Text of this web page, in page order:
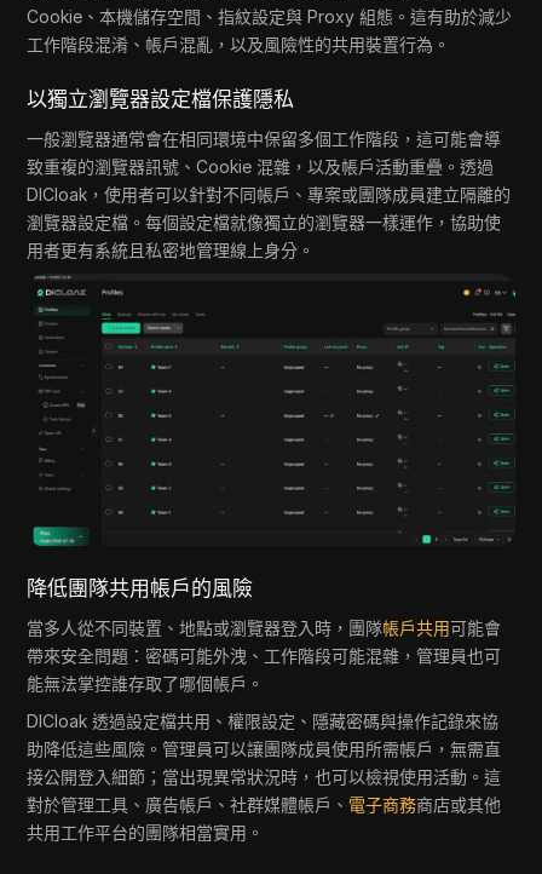
Cookie、本機儲存空間、指紋設定與 Proxy 組態。這有助於減少
工作階段混淆、帳戶混亂，以及風險性的共用裝置行為。
以獨立瀏覽器設定檔保護隱私
一般瀏覽器通常會在相同環境中保留多個工作階段，這可能會導
致重複的瀏覽器訊號、Cookie 混雜，以及帳戶活動重疊。透過
DICloak，使用者可以針對不同帳戶、專案或團隊成員建立隔離的
瀏覽器設定檔。每個設定檔就像獨立的瀏覽器一樣運作，協助使
用者更有系統且私密地管理線上身分。
降低團隊共用帳戶的風險
當多人從不同裝置、地點或瀏覽器登入時，團隊帳戶共用可能會
帶來安全問題：密碼可能外洩、工作階段可能混雜，管理員也可
能無法掌控誰存取了哪個帳戶。
DICloak 透過設定檔共用、權限設定、隱藏密碼與操作記錄來協
助降低這些風險。管理員可以讓團隊成員使用所需帳戶，無需直
接公開登入細節；當出現異常狀況時，也可以檢視使用活動。這
對於管理工具、廣告帳戶、社群媒體帳戶、 電子商務商店或其他
共用工作平台的團隊相當實用。